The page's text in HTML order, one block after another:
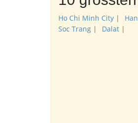
Ho Chi Minh City |
Soc Trang | Dalat |